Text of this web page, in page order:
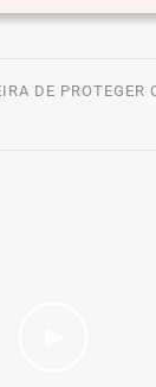
DE PROTEGER